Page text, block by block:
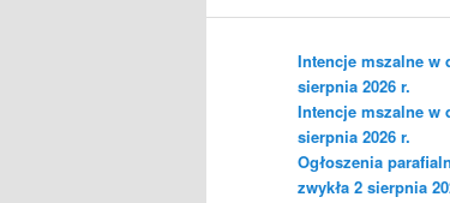
Intencje mszalne w
sierpnia 2026 r.
Intencje mszalne w
sierpnia 2026 r.
Ogłoszenia
zwykła 2 sierpnia